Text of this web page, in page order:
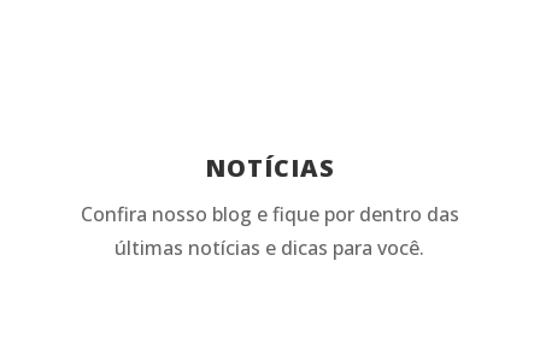
NOTÍCIAS
Confira nosso blog e fique por dentro das
últimas notícias e dicas para você.